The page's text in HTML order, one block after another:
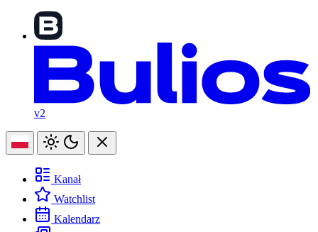
v2
Kanał
Watchlist
Kalendarz